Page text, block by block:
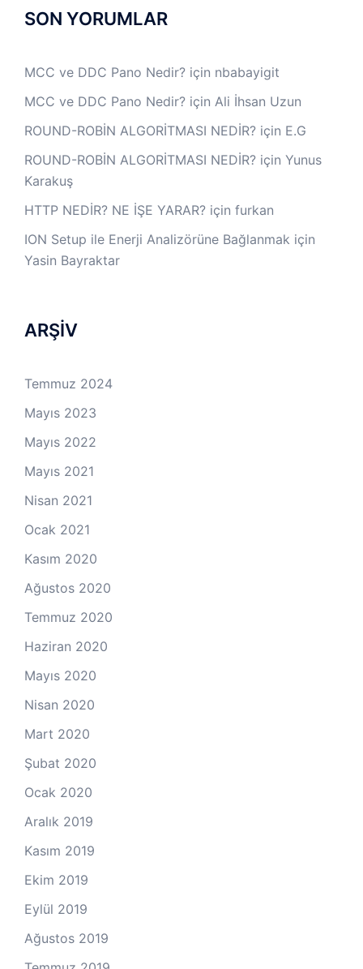
SON YORUMLAR
MCC ve DDC Pano Nedir? için nbabayigit
MCC ve DDC Pano Nedir? için Ali İhsan Uzun
ROUND-ROBİN ALGORİTMASI NEDİR? için E.G
ROUND-ROBİN ALGORİTMASI NEDİR? için Yunus
Karakuş
HTTP NEDİR? NE İŞE YARAR? için furkan
ION Setup ile Enerji Analizörüne Bağlanmak için
Yasin Bayraktar
ARŞİV
Temmuz 2024
Mayıs 2023
Mayıs 2022
Mayıs 2021
Nisan 2021
Ocak 2021
Kasım 2020
Ağustos 2020
Temmuz 2020
Haziran 2020
Mayıs 2020
Nisan 2020
Mart 2020
Şubat 2020
Ocak 2020
Aralık 2019
Kasım 2019
Ekim 2019
Eylül 2019
Ağustos 2019